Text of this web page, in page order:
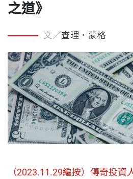
之道》
文／查理．蒙格
（2023.11.29編按）傳奇投資